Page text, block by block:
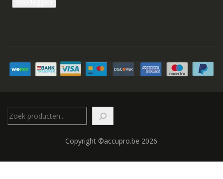
Copyright ©accupro.be 2026